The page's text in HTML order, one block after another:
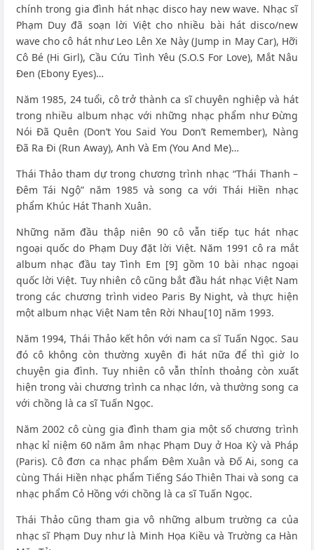
chính trong gia đình hát nhạc disco hay new wave. Nhạc sĩ
Phạm Duy đã soạn lời Việt cho nhiều bài hát disco/new
wave cho cô hát như Leo Lên Xe Này (Jump in May Car), Hỡi
Cô Bé (Hi Girl), Cầu Cứu Tình Yêu (S.O.S For Love), Mắt Nâu
Đen (Ebony Eyes)…
Năm 1985, 24 tuổi, cô trở thành ca sĩ chuyên nghiệp và hát
trong nhiều album nhạc với những nhạc phẩm như Đừng
Nói Đã Quên (Don’t You Said You Don’t Remember), Nàng
Đã Ra Đi (Run Away), Anh Và Em (You And Me)…
Thái Thảo tham dự trong chương trình nhạc “Thái Thanh –
Đêm Tái Ngộ” năm 1985 và song ca với Thái Hiền nhạc
phẩm Khúc Hát Thanh Xuân.
Những năm đầu thập niên 90 cô vẫn tiếp tục hát nhạc
ngoại quốc do Phạm Duy đặt lời Việt. Năm 1991 cô ra mắt
album nhạc đầu tay Tình Em [9] gồm 10 bài nhạc ngoại
quốc lời Việt. Tuy nhiên cô cũng bắt đầu hát nhạc Việt Nam
trong các chương trình video Paris By Night, và thực hiện
một album nhạc Việt Nam tên Rời Nhau[10] năm 1993.
Năm 1994, Thái Thảo kết hôn với nam ca sĩ Tuấn Ngọc. Sau
đó cô không còn thường xuyên đi hát nữa để thì giờ lo
chuyện gia đình. Tuy nhiên cô vẫn thỉnh thoảng còn xuất
hiện trong vài chương trình ca nhạc lớn, và thường song ca
với chồng là ca sĩ Tuấn Ngọc.
Năm 2002 cô cùng gia đình tham gia một số chương trình
nhạc kỉ niệm 60 năm âm nhạc Phạm Duy ở Hoa Kỳ và Pháp
(Paris). Cô đơn ca nhạc phẩm Đêm Xuân và Đố Ai, song ca
cùng Thái Hiền nhạc phẩm Tiếng Sáo Thiên Thai và song ca
nhạc phẩm Cỏ Hồng với chồng là ca sĩ Tuấn Ngọc.
Thái Thảo cũng tham gia vô những album trường ca của
nhạc sĩ Phạm Duy như là Minh Họa Kiều và Trường ca Hàn